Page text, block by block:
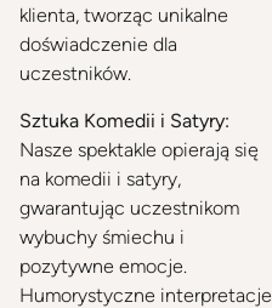
klienta, tworząc unikalne
doświadczenie dla
uczestników.
Sztuka Komedii i Satyry:
Nasze spektakle opierają się
na komedii i satyry,
gwarantując uczestnikom
wybuchy śmiechu i
pozytywne emocje.
Humorystyczne interpretacje